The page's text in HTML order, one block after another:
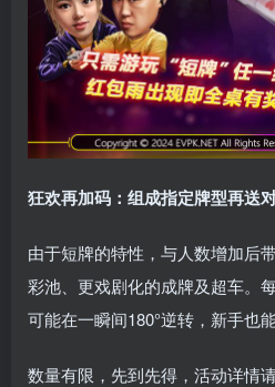
狂欢再加码：组成指定牌型再送
由于短牌的特性，与人数增加后
彩池、更戏剧化的成牌及超车。
可能在一瞬间180°逆转，新手也能
数量有限，先到先得，活动详情